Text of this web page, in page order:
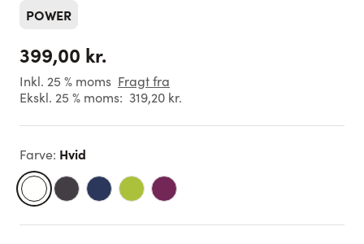
POWER
399,00 kr.
Inkl. 25 % moms Fragt fra
Ekskl. 25 % moms: 319,20 kr.
Farve: Hvid